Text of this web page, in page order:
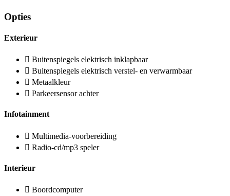
Opties
Exterieur
Buitenspiegels elektrisch inklapbaar
Buitenspiegels elektrisch verstel- en verwarmbaar
Metaalkleur
Parkeersensor achter
Infotainment
Multimedia-voorbereiding
Radio-cd/mp3 speler
Interieur
Boordcomputer